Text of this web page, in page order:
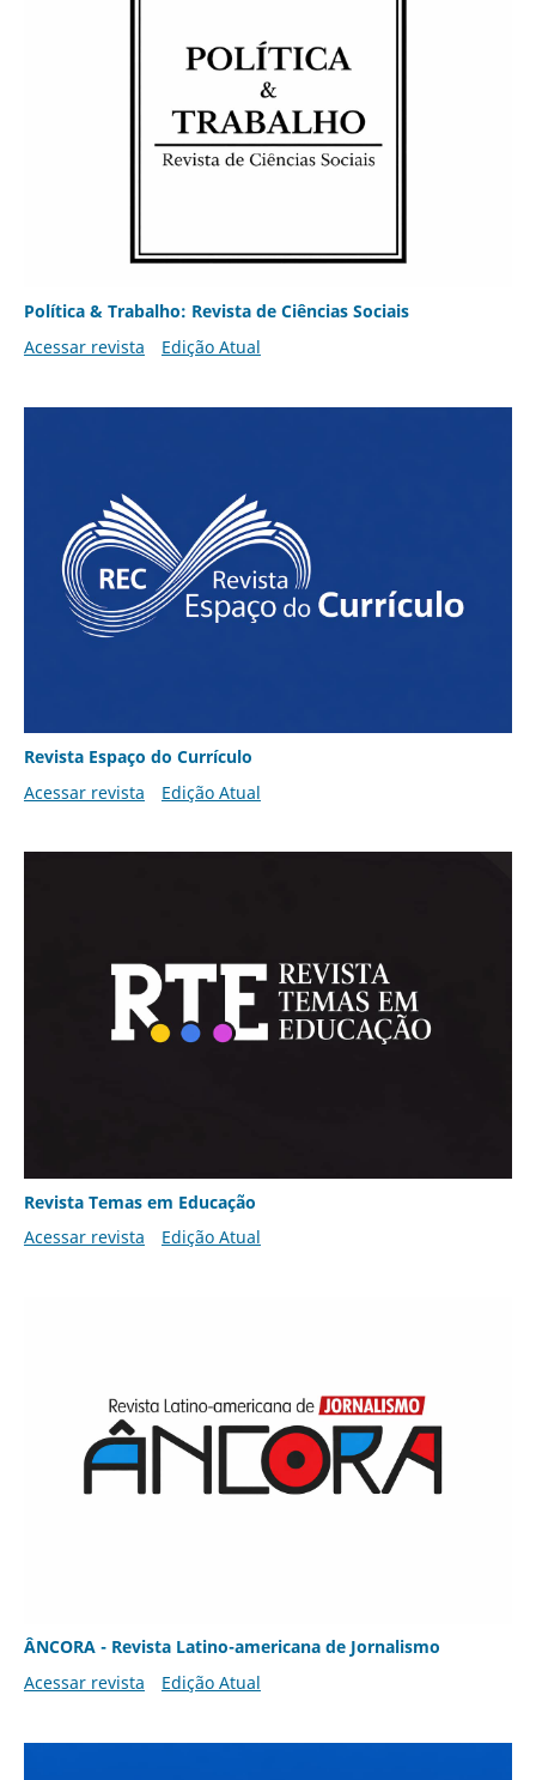
Política & Trabalho: Revista de Ciências Sociais
Acessar revista
Edição Atual
Revista Espaço do Currículo
Acessar revista
Edição Atual
Revista Temas em Educação
Acessar revista
Edição Atual
ÂNCORA - Revista Latino-americana de Jornalismo
Acessar revista
Edição Atual